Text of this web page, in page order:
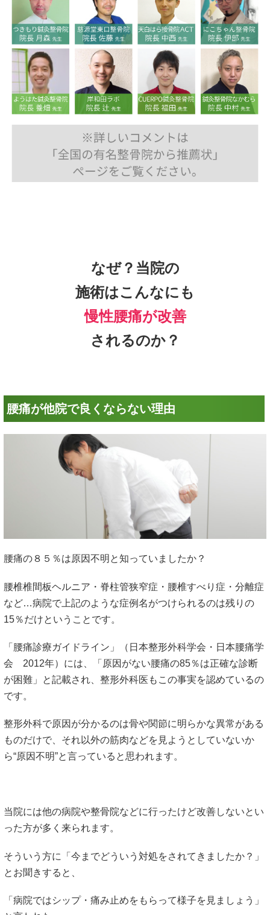
なぜ？当院の
施術はこんなにも
慢性腰痛が改善
されるのか？
腰痛が他院で良くならない理由
腰痛の８５％は原因不明と知っていましたか？
腰椎椎間板ヘルニア・脊柱管狭窄症・腰椎すべり症・分離症
など…病院で上記のような症例名がつけられるのは残りの
15％だけということです。
「腰痛診療ガイドライン」（日本整形外科学会・日本腰痛学
会 2012年）には、「原因がない腰痛の85％は正確な診断
が困難」と記載され、整形外科医もこの事実を認めているの
です。
整形外科で原因が分かるのは骨や関節に明らかな異常がある
ものだけで、それ以外の筋肉などを見ようとしていないか
ら“原因不明”と言っていると思われます。
当院には他の病院や整骨院などに行ったけど改善しないとい
った方が多く来られます。
そういう方に「今までどういう対処をされてきましたか？」
とお聞きすると、
「病院ではシップ・痛み止めをもらって様子を見ましょう」